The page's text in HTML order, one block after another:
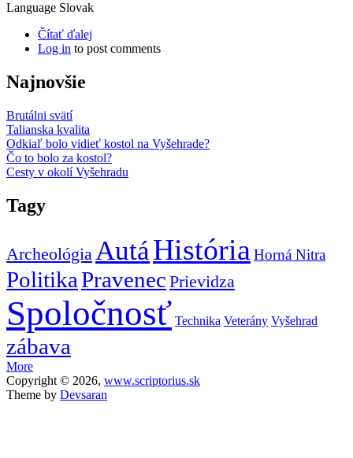
Language Slovak
Čítať ďalej
Log in to post comments
Najnovšie
Brutálni svätí
Talianska kvalita
Odkiaľ bolo vidieť kostol na Vyšehrade?
Čo to bolo za kostol?
Cesty v okolí Vyšehradu
Tagy
Archeológia AutáHistória Horná Nitra
PolitikaPravenec Prievidza
Spoločnosť Technika Veterány Vyšehrad
zábava
More
Copyright © 2026, www.scriptorius.sk
Theme by Devsaran